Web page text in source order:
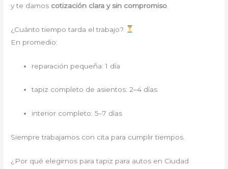
y te damos cotización clara y sin compromiso
¿Cuánto tiempo tarda el trabajo?
En promedio:
reparación pequeña: 1 día
tapiz completo de asientos: 2–4 días
interior completo: 5–7 días
Siempre trabajamos con cita para cumplir tiempos.
¿Por qué elegirnos para tapiz para autos en Ciudad